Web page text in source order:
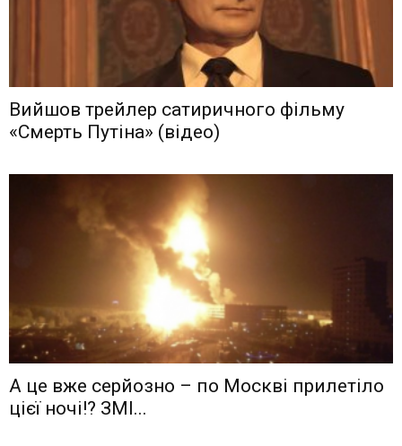
Вийшов трейлер сатиричного фільму
«Смерть Путіна» (відео)
А це вже серйозно – по Москві прилетіло
цієї ночі!? ЗМІ...